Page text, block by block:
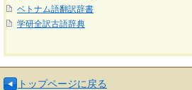
ベトナム語翻訳辞書
学研全訳古語辞典
トップページに戻る